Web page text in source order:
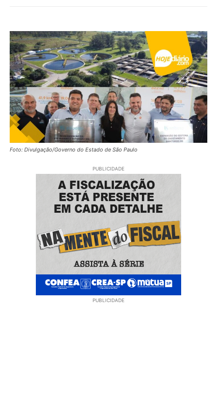
Foto: Divulgação/Governo do Estado de São Paulo
PUBLICIDADE
PUBLICIDADE